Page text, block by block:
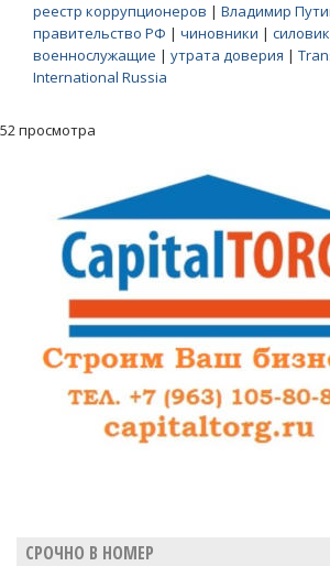
реестр коррупционеров | Владимир
правительство РФ | чиновники |
военнослужащие | утрата доверия |
International Russia
52 просмотра
СРОЧНО В НОМЕР